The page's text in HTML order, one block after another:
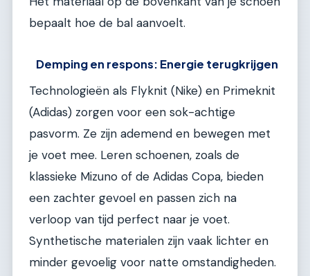
bepaalt hoe de bal aanvoelt.
Demping en respons: Energie terugkrijgen
Technologieën als Flyknit (Nike) en Primeknit
(Adidas) zorgen voor een sok-achtige
pasvorm. Ze zijn ademend en bewegen met
je voet mee. Leren schoenen, zoals de
klassieke Mizuno of de Adidas Copa, bieden
een zachter gevoel en passen zich na
verloop van tijd perfect naar je voet.
Synthetische materialen zijn vaak lichter en
minder gevoelig voor natte omstandigheden.